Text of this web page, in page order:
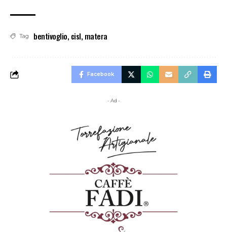
Tag bentivoglio, cisl, matera
Facebook
- Ad -